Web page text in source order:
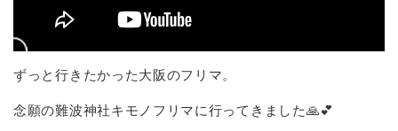
ずっと行きたかった大阪のフリマ。
念願の難波神社キモノフリマに行ってきました🙏💕